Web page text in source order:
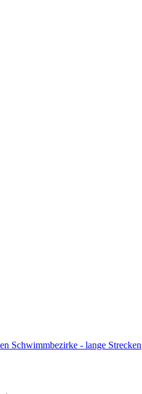
Schwimmbezirke - lange Strecken